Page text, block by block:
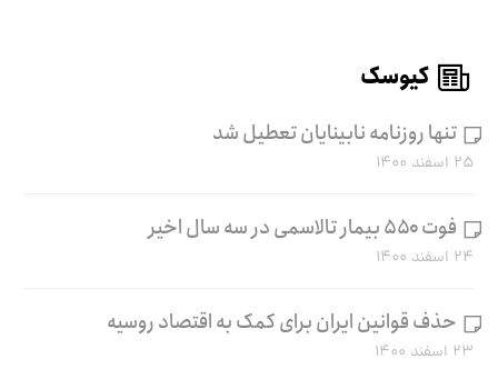
کیوسک
تنها روزنامه نابینایان تعطیل شد
۲۵ اسفند ۱۴۰۰
فوت ۵۵۰ بیمار تالاسمی در سه سال اخیر
۲۴ اسفند ۱۴۰۰
حذف قوانین ایران برای کمک به اقتصاد روسیه
۲۳ اسفند ۱۴۰۰